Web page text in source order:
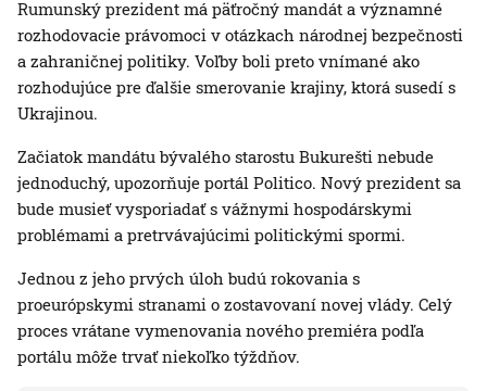
Rumunský prezident má päťročný mandát a významné
rozhodovacie právomoci v otázkach národnej bezpečnosti
a zahraničnej politiky. Voľby boli preto vnímané ako
rozhodujúce pre ďalšie smerovanie krajiny, ktorá susedí s
Ukrajinou.
Začiatok mandátu bývalého starostu Bukurešti nebude
jednoduchý, upozorňuje portál Politico. Nový prezident sa
bude musieť vysporiadať s vážnymi hospodárskymi
problémami a pretrvávajúcimi politickými spormi.
Jednou z jeho prvých úloh budú rokovania s
proeurópskymi stranami o zostavovaní novej vlády. Celý
proces vrátane vymenovania nového premiéra podľa
portálu môže trvať niekoľko týždňov.